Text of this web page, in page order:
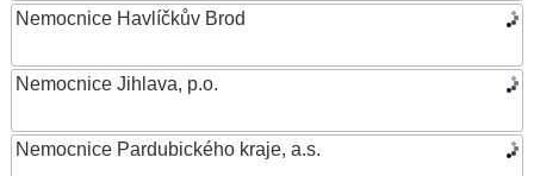
Nemocnice Havlíčkův Brod
Nemocnice Jihlava, p.o.
Nemocnice Pardubického kraje, a.s.